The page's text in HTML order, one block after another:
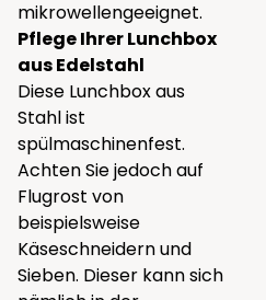
mikrowellengeeignet.
Pflege Ihrer Lunchbox
aus Edelstahl
Diese Lunchbox aus
Stahl ist
spülmaschinenfest.
Achten Sie jedoch auf
Flugrost von
beispielsweise
Käseschneidern und
Sieben. Dieser kann sich